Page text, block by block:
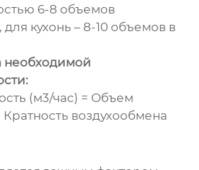
6-8 объемов
кухонь – 8-10 объемов в
необходимой
(м3/час) = Объем
воздухообмена